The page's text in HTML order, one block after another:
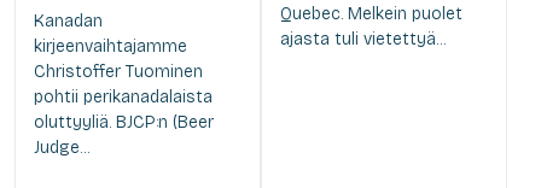
Kanadan
kirjeenvaihtajamme
Christoffer Tuominen
pohtii perikanadalaista
oluttyyliä. BJCP:n (Beer
Judge...
Quebec. Melkein puolet
ajasta tuli vietettyä...